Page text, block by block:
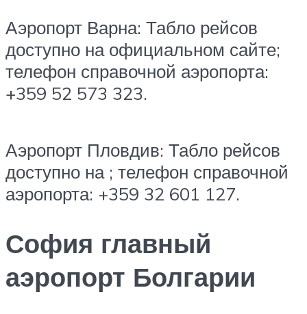
Аэропорт Варна: Табло рейсов
доступно на официальном сайте;
телефон справочной аэропорта:
+359 52 573 323.
Аэропорт Пловдив: Табло рейсов
доступно на ; телефон справочной
аэропорта: +359 32 601 127.
София главный
аэропорт Болгарии